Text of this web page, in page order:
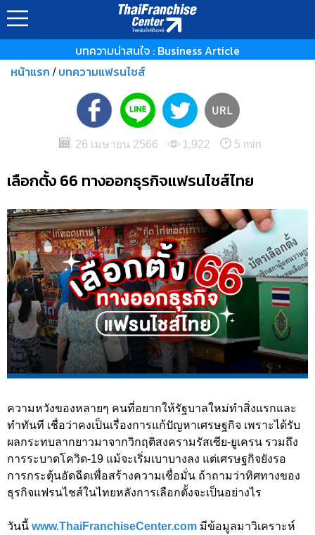
บทความน่าสนใจ : Business Article
หน้าแรก / บทความแฟรนไชส์
26 เมษายน 2566 1,922 5 min
เลือกตั้ง 66 ทางออกธุรกิจแฟรนไชส์ไทย
ความหวังของหลายๆ คนที่อยากให้รัฐบาลใหม่ทำสิ่งแรกและ
ทำทันที เชื่อว่าคงเป็นเรื่องการแก้ปัญหาเศรษฐกิจ เพราะได้รับ
ผลกระทบลากยาวมาจากวิกฤติสงครามรัสเซีย-ยูเครน รวมถึง
การระบาดโควิด-19 แม้จะเริ่มเบาบางลง แต่เศรษฐกิจยังรอ
การกระตุ้นอัดฉีดเพื่อสร้างความเชื่อมั่น ถ้าถามว่าทิศทางของ
ธุรกิจแฟรนไชส์ในไทยหลังการเลือกตั้งจะเป็นอย่างไร
วันนี้ www.ThaiFranchiseCenter.com มีข้อมูลมาวิเคราะห์